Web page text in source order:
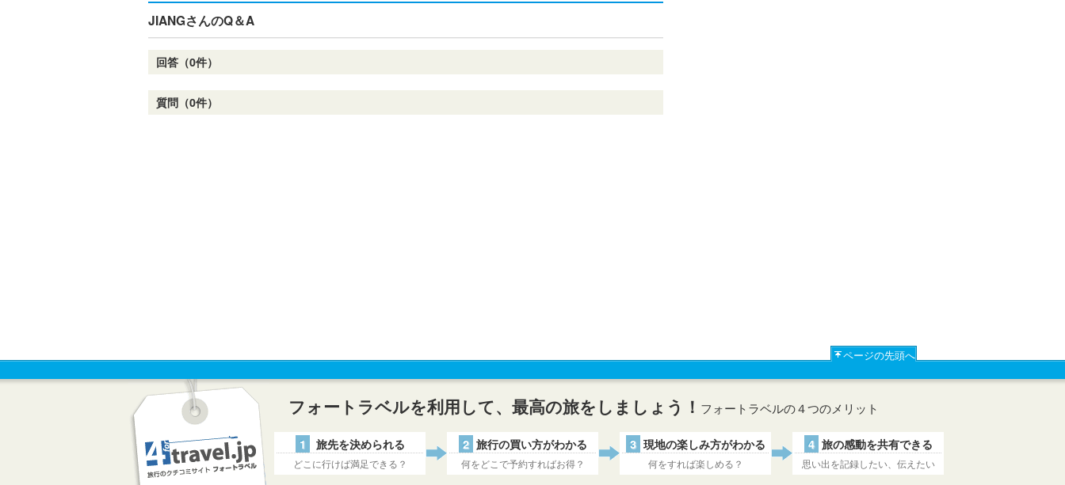
JIANGさんのQ＆A
回答（0件）
質問（0件）
ページの先頭へ
フォートラベルを利用して、最高の旅をしましょう！ フォートラベルの４つのメリット
1 旅先を決められる
どこに行けば満足できる？
2 旅行の買い方がわかる
何をどこで予約すればお得？
3 現地の楽しみ方がわかる
何をすれば楽しめる？
4 旅の感動を共有できる
思い出を記録したい、伝えたい